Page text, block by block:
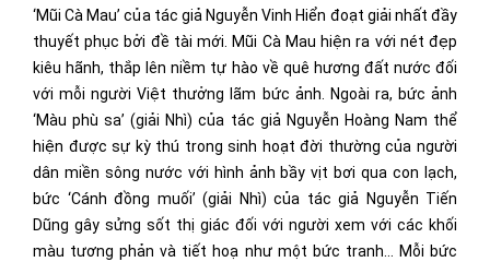
‘Mũi Cà Mau’ của tác giả Nguyễn Vinh Hiển đoạt giải nhất đầy
thuyết phục bởi đề tài mới. Mũi Cà Mau hiện ra với nét đẹp
kiêu hãnh, thắp lên niềm tự hào về quê hương đất nước đối
với mỗi người Việt thưởng lãm bức ảnh. Ngoài ra, bức ảnh
‘Màu phù sa’ (giải Nhì) của tác giả Nguyễn Hoàng Nam thể
hiện được sự kỳ thú trong sinh hoạt đời thường của người
dân miền sông nước với hình ảnh bầy vịt bơi qua con lạch,
bức ‘Cánh đồng muối’ (giải Nhì) của tác giả Nguyễn Tiến
Dũng gây sửng sốt thị giác đối với người xem với các khối
màu tương phản và tiết hoạ như một bức tranh… Mỗi bức